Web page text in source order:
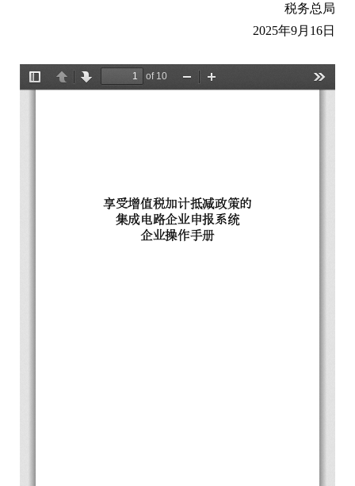
税务总局
2025年9月16日